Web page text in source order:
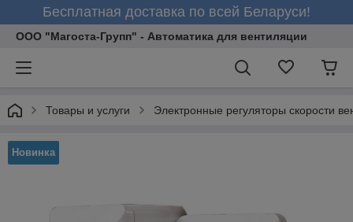
Бесплатная доставка по всей Беларуси!
ООО "Магоста-Групп" - Автоматика для вентиляции
Товары и услуги Электронные регуляторы скорости
Новинка